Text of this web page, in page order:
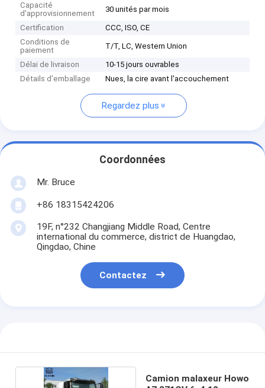
Capacité
d'approvisionnement
30 unités par mois
Certification
CCC, ISO, CE
Conditions de
paiement
T/T, LC, Western Union
Délai de livraison
10-15 jours ouvrables
Détails d'emballage
Nues, la cire avant l'accouchement
Regardez plus
Coordonnées
Mr. Bruce
+86 18315424206
19F, n°232 Changjiang Middle Road, Centre
international du commerce, district de Huangdao,
Qingdao, Chine
Contactez
Camion malaxeur Howo